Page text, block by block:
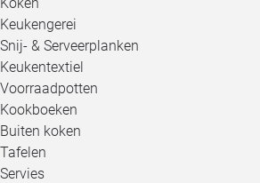
Keukengerei
Snij- & Serveerplanken
Keukentextiel
Voorraadpotten
Kookboeken
Buiten koken
Tafelen
Servies